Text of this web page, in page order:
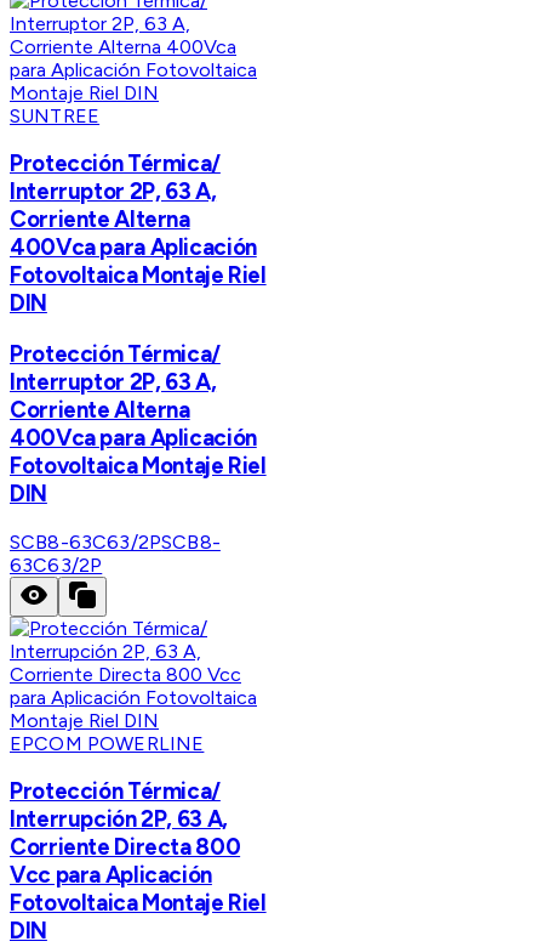
SUNTREE
Protección Térmica/
Interruptor 2P, 63 A,
Corriente Alterna
400Vca para Aplicación
Fotovoltaica Montaje Riel
DIN
Protección Térmica/
Interruptor 2P, 63 A,
Corriente Alterna
400Vca para Aplicación
Fotovoltaica Montaje Riel
DIN
SCB8-63C63/2PSCB8-
63C63/2P
EPCOM POWERLINE
Protección Térmica/
Interrupción 2P, 63 A,
Corriente Directa 800
Vcc para Aplicación
Fotovoltaica Montaje Riel
DIN